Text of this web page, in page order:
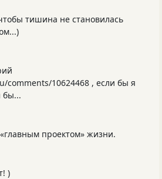
тишина не становилась
comments/10624468 , если бы я
бы...
проектом» жизни.
)